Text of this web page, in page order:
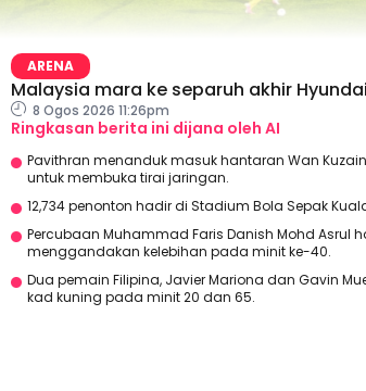
ARENA
Malaysia mara ke separuh akhir Hyundai
8 Ogos 2026 11:26pm
Ringkasan berita ini dijana oleh AI
Pavithran menanduk masuk hantaran Wan
untuk membuka tirai jaringan.
12,734 penonton hadir di Stadium Bola Sepak
Percubaan Muhammad Faris Danish Mohd Asrul
menggandakan kelebihan pada minit ke-40.
Dua pemain Filipina, Javier Mariona dan Gavin
kad kuning pada minit 20 dan 65.